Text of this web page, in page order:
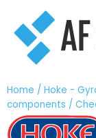
contenuto
Home / Hoke -
components /